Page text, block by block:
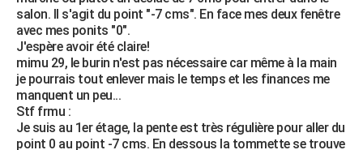
salon. Il s'agit du point "-7 cms". En face mes deux fenêtre
avec mes ponits "0".
J'espère avoir été claire!
mimu 29, le burin n'est pas nécessaire car même à la main
je pourrais tout enlever mais le temps et les finances me
manquent un peu...
Stf frmu :
Je suis au 1er étage, la pente est très régulière pour aller du
point 0 au point -7 cms. En dessous la tommette se trouve